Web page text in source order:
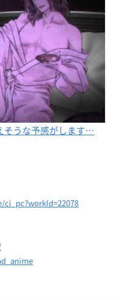
そうな予感がします…